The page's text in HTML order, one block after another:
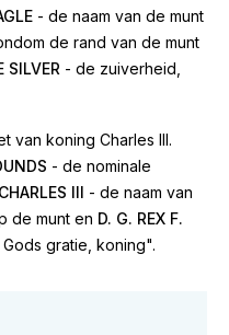
- de naam van de munt
de rand van de munt
SILVER - de zuiverheid,
van koning Charles III.
- de nominale
CHARLES III - de naam van
de munt en D. G. REX F.
gratie, koning".